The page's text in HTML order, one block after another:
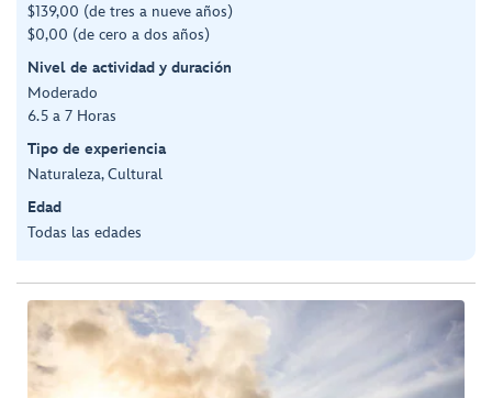
$139,00 (de tres a nueve años)
$0,00 (de cero a dos años)
Nivel de actividad y duración
Moderado
6.5 a 7 Horas
Tipo de experiencia
Naturaleza, Cultural
Edad
Todas las edades